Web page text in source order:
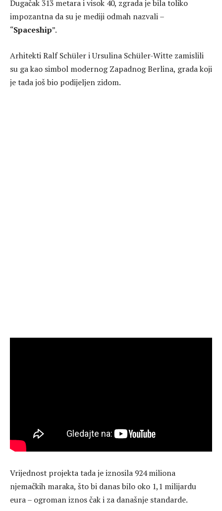
Dugačak 313 metara i visok 40, zgrada je bila toliko
impozantna da su je mediji odmah nazvali –
“Spaceship”.
Arhitekti Ralf Schüler i Ursulina Schüler-Witte zamislili
su ga kao simbol modernog Zapadnog Berlina, grada koji
je tada još bio podijeljen zidom.
Vrijednost projekta tada je iznosila 924 miliona
njemačkih maraka, što bi danas bilo oko 1,1 milijardu
eura – ogroman iznos čak i za današnje standarde.